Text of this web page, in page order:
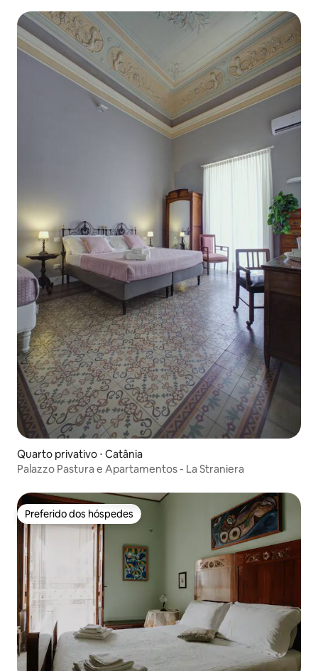
Quarto privativo ⋅ Catânia
Palazzo Pastura e Apartamentos - La Straniera
Preferido dos hóspedes
Preferido dos hóspedes